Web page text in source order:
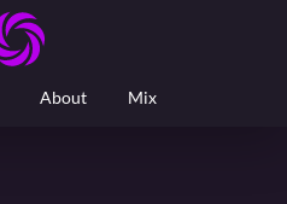
About Mix